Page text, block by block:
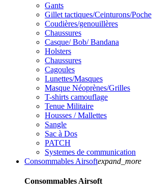
Gants
Gillet tactiques/Ceinturons/Poche
Coudières/genouillères
Chaussures
Casque/ Bob/ Bandana
Holsters
Chaussures
Cagoules
Lunettes/Masques
Masque Néoprènes/Grilles
T-shirts camouflage
Tenue Militaire
Housses / Mallettes
Sangle
Sac à Dos
PATCH
Systemes de communication
Consommables Airsoftexpand_more
Consommables Airsoft